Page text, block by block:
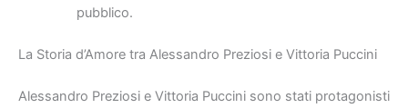
pubblico.
La Storia d’Amore tra Alessandro Preziosi e Vittoria Puccini
Alessandro Preziosi e Vittoria Puccini sono stati protagonisti